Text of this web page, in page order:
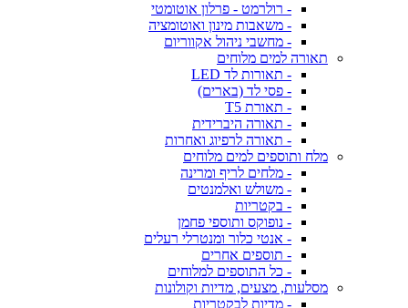
- רולרמט - פרלון אוטומטי
- משאבות מינון ואוטומציה
- מחשבי ניהול אקווריום
תאורה למים מלוחים
- תאורות לד LED
- פסי לד (בארים)
- תאורת T5
- תאורה היברידית
- תאורה לרפיוג ואחרות
מלח ותוספים למים מלוחים
- מלחים לריף ומרינה
- משולש ואלמנטים
- בקטריות
- נופוקס ותוספי פחמן
- אנטי כלור ומנטרלי רעלים
- תוספים אחרים
- כל התוספים למלוחים
מסלעות, מצעים, מדיות וקולונות
- מדיות לבקטריות